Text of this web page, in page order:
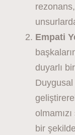
Empati
duyarlı
bir